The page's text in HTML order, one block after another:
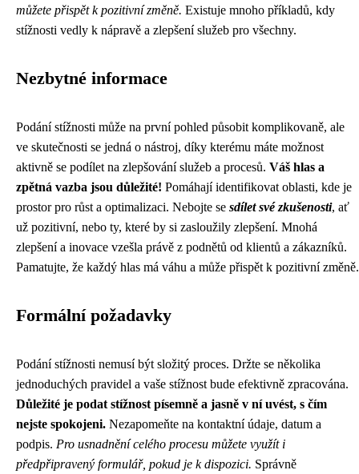
můžete přispět k pozitivní změně. Existuje mnoho příkladů, kdy
stížnosti vedly k nápravě a zlepšení služeb pro všechny.
Nezbytné informace
Podání stížnosti může na první pohled působit komplikovaně, ale
ve skutečnosti se jedná o nástroj, díky kterému máte možnost
aktivně se podílet na zlepšování služeb a procesů. Váš hlas a
zpětná vazba jsou důležité! Pomáhají identifikovat oblasti, kde je
prostor pro růst a optimalizaci. Nebojte se sdílet své zkušenosti, ať
už pozitivní, nebo ty, které by si zasloužily zlepšení. Mnohá
zlepšení a inovace vzešla právě z podnětů od klientů a zákazníků.
Pamatujte, že každý hlas má váhu a může přispět k pozitivní změně.
Formální požadavky
Podání stížnosti nemusí být složitý proces. Držte se několika
jednoduchých pravidel a vaše stížnost bude efektivně zpracována.
Důležité je podat stížnost písemně a jasně v ní uvést, s čím
nejste spokojeni. Nezapomeňte na kontaktní údaje, datum a
podpis. Pro usnadnění celého procesu můžete využít i
předpřipravený formulář, pokud je k dispozici. Správně